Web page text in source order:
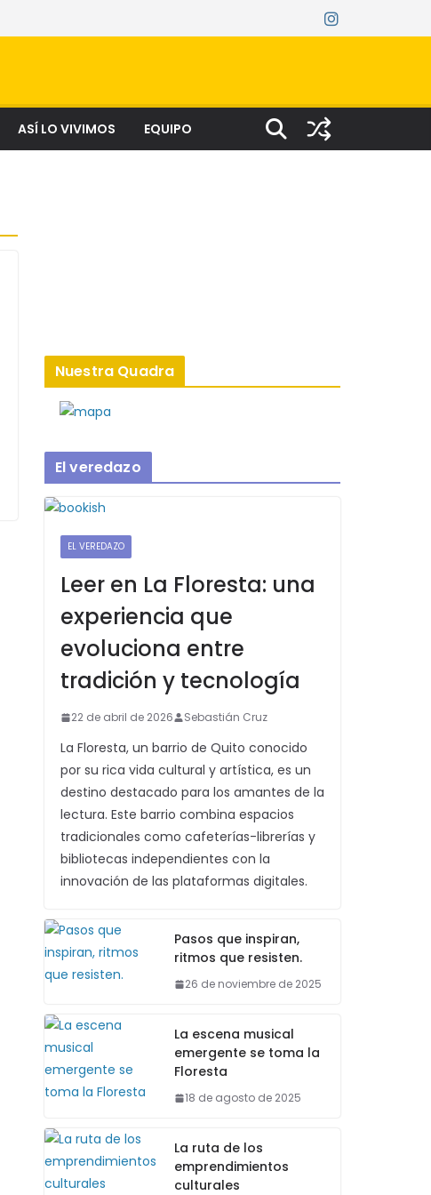
ASÍ LO VIVIMOS EQUIPO
Nuestra Quadra
El veredazo
EL VEREDAZO
Leer en La Floresta: una
experiencia que
evoluciona entre
tradición y tecnología
22 de abril de 2026 Sebastián Cruz
La Floresta, un barrio de Quito conocido
por su rica vida cultural y artística, es un
destino destacado para los amantes de la
lectura. Este barrio combina espacios
tradicionales como cafeterías-librerías y
bibliotecas independientes con la
innovación de las plataformas digitales.
Pasos que inspiran,
ritmos que resisten.
26 de noviembre de 2025
La escena musical
emergente se toma la
Floresta
18 de agosto de 2025
La ruta de los
emprendimientos
culturales